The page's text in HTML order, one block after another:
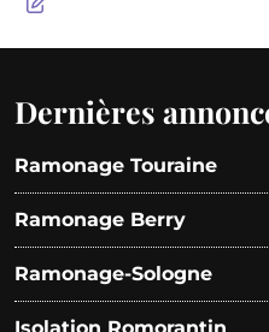
Dernières
Ramonage Touraine
Ramonage Berry
Ramonage-Sologne